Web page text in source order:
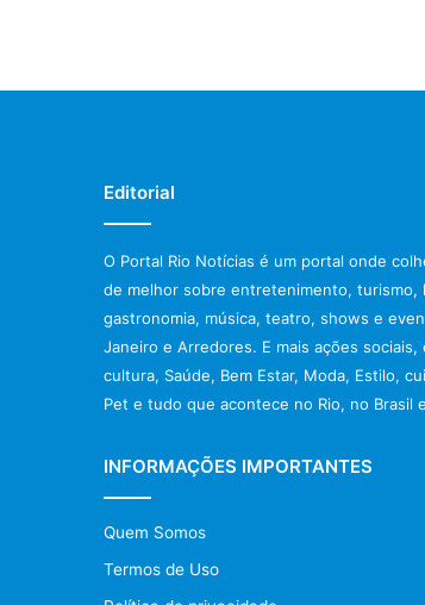
Editorial
O Portal Rio Notícias é um portal onde
de melhor sobre entretenimento, turismo,
gastronomia, música, teatro, shows e
Janeiro e Arredores. E mais ações sociais,
cultura, Saúde, Bem Estar, Moda, Estilo,
Pet e tudo que acontece no Rio, no Brasil
INFORMAÇÕES IMPORTANTES
Quem Somos
Termos de Uso